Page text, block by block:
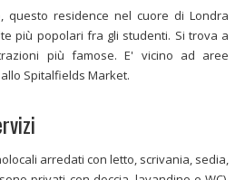
questo residence nel cuore di Londra
più popolari fra gli studenti. Si trova a
più famose. E' vicino ad aree
Spitalfields Market.
arredati con letto, scrivania, sedia,